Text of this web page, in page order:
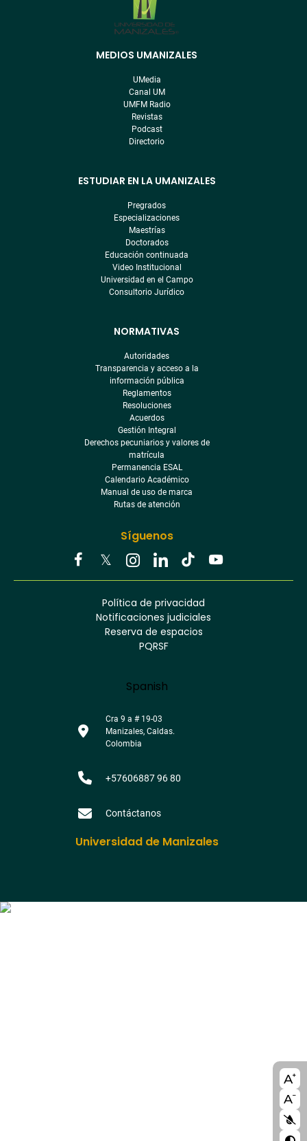
A11y
Síguenos
TwitterInstagramLinkedinTiktokYoutube
MEDIOS UMANIZALES
UMedia
Canal UM
UMFM Radio
Revistas
Podcast
Directorio
ESTUDIAR EN LA UMANIZALES
Pregrados
Especializaciones
Maestrías
Doctorados
Educación continuada
Video Institucional
Universidad en el Campo
Consultorio Jurídico
NORMATIVAS
Autoridades
Transparencia y acceso a la
información pública
Reglamentos
Resoluciones
Acuerdos
Gestión Integral
Derechos pecuniarios y valores de
matrícula
Permanencia ESAL
Calendario Académico
Manual de uso de marca
Rutas de atención
Política de privacidad
Notificaciones judiciales
Reserva de espacios
PQRSF
Language
Spanish
Cra 9 a # 19-03
Manizales, Caldas.
Colombia
+57606887 96 80
Contáctanos
Universidad de Manizales